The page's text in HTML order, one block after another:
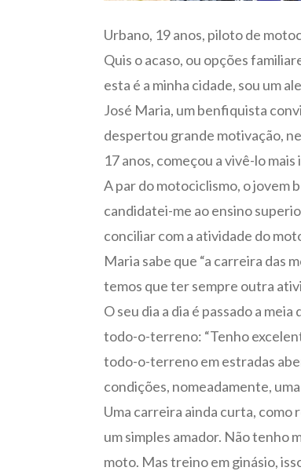
Urbano, 19 anos, piloto de
Quis o acaso, ou opções
esta é a minha cidade, sou um
José Maria, um benfiquista
despertou grande motivação,
17 anos, começou a vivê-lo
A par do motociclismo, o jovem
candidatei-me ao ensino
conciliar com a atividade do
Maria sabe que “a carreira das
temos que ter sempre outra
O seu dia a dia é passado a
todo-o-terreno: “Tenho
todo-o-terreno em estradas
condições, nomeadamente,
Uma carreira ainda curta, como
um simples amador. Não tenho
moto. Mas treino em ginásio,